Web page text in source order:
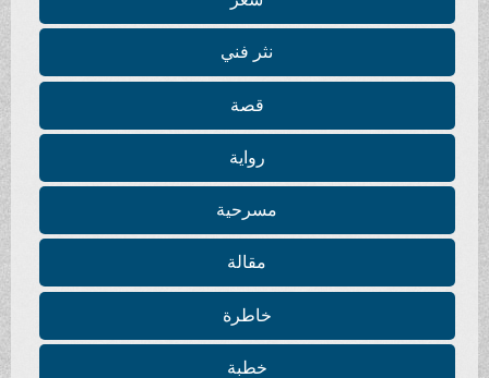
نثر فني
قصة
رواية
مسرحية
مقالة
خاطرة
خطبة